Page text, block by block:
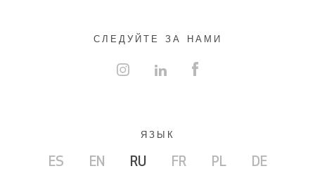
СЛЕДУЙТЕ ЗА НАМИ
ЯЗЫК
ES EN RU FR PL DE